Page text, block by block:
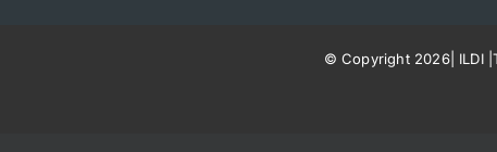
© Copyright 2026| ILDI|